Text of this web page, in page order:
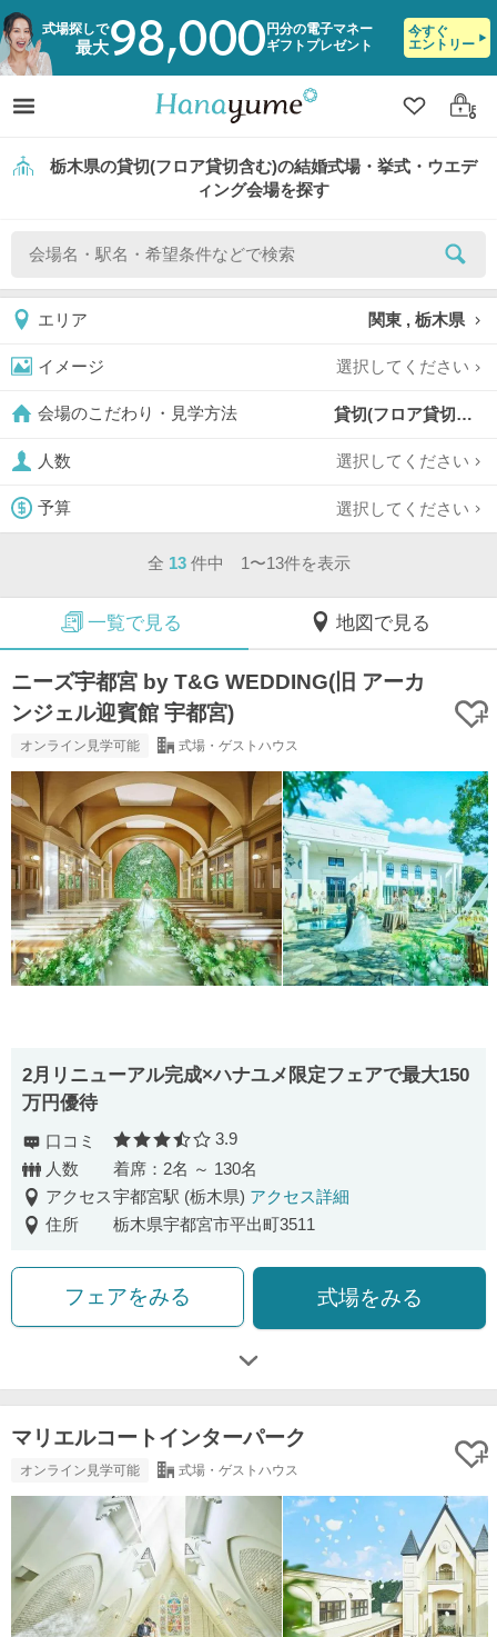
式場探しで
最大98,000 円分の電子マネー
ギフトプレゼント
今すぐ
エントリー
クリップ
ログ
栃木県の貸切(フロア貸切含む)の結婚式場・挙式・ウエデ
ィング会場を探す
エリア 関東 , 栃木県
イメージ 選択してください
会場のこだわり・見学方法 貸切(フロア貸切含む),
人数 選択してください
予算 選択してください
全 13 件中 1〜13件を表示
一覧で見る 地図で見る
ニーズ宇都宮 by T&G WEDDING(旧 アーカ
ンジェル迎賓館 宇都宮)
オンライン見学可能 式場・ゲストハウス
2⽉リニューアル完成×ハナユメ限定フェアで最⼤150
万円優待
口コミ 口コミ評価
3.9
人数
着席：2名 ～ 130名
アクセス宇都宮駅 (栃木県) アクセス詳細
住所
栃木県宇都宮市平出町3511
フェアをみる 式場をみる
マリエルコートインターパーク
オンライン見学可能 式場・ゲストハウス